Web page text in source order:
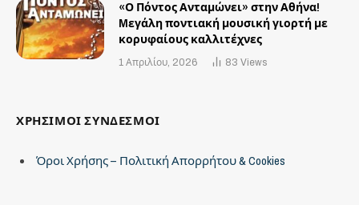
«Ο Πόντος Ανταμώνει» στην Αθήνα!
Mεγάλη ποντιακή μουσική γιορτή με
κορυφαίους καλλιτέχνες
1 Απριλίου, 2026 83 Views
ΧΡΗΣΙΜΟΙ ΣΥΝΔΕΣΜΟΙ
Όροι Χρήσης – Πολιτική Απορρήτου & Cookies